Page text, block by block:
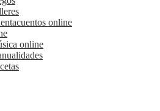
online
online